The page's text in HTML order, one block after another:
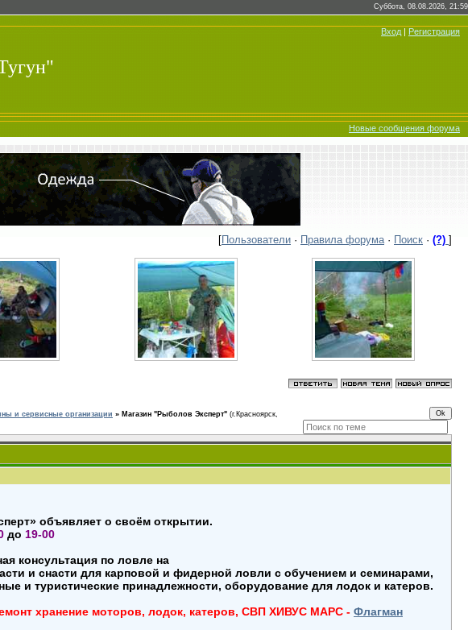
Суббота, 08.08.2026, 21:59
Вход | Регистрация
Новые сообщения форума
[Пользователи · Правила форума· Поиск · (?) ]
и сервисные организации » Магазин "Рыболов Эксперт" (г.Красноярск,
объявляет о своём открытии.
до 19-00
консультация по ловле на
и снасти для карповой и фидерной ловли с обучением и семинарами,
и туристические принадлежности, оборудование для лодок и катеров.
хранение моторов, лодок, катеров, СВП ХИВУС МАРС - Флагман